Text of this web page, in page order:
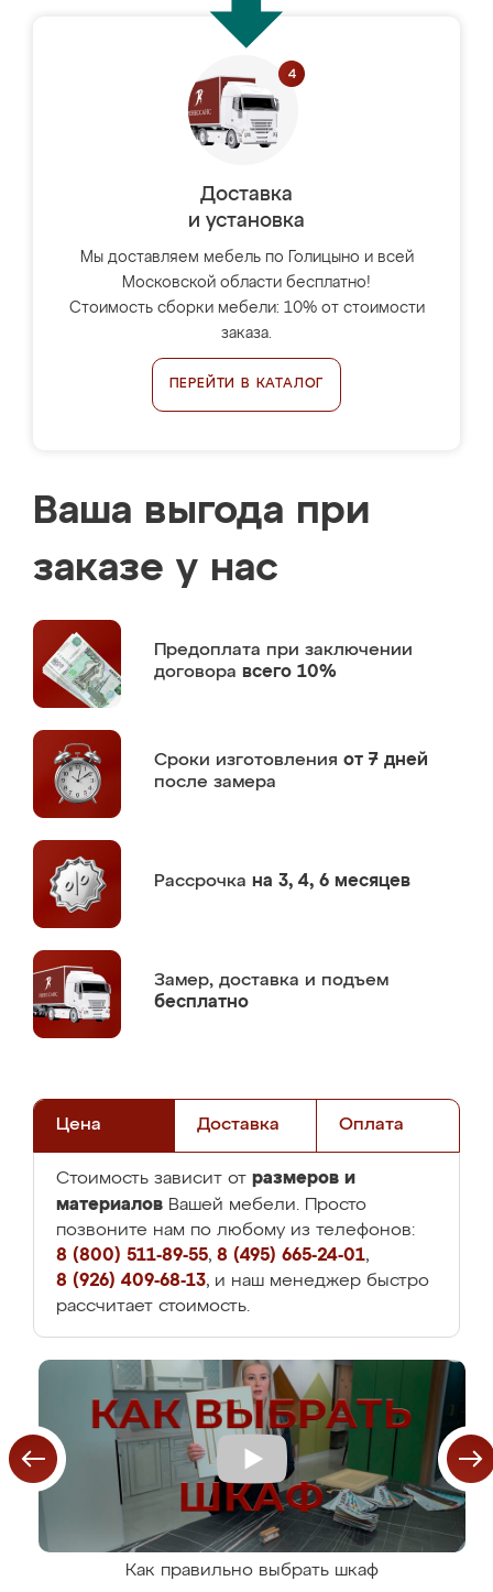
Доставка
и установка
Мы доставляем мебель по Голицыно и всей
Московской области бесплатно!
Стоимость сборки мебели: 10% от стоимости
заказа.
ПЕРЕЙТИ В КАТАЛОГ
Ваша выгода при
заказе у нас
Предоплата при заключении
договора всего 10%
Сроки изготовления от 7 дней
после замера
Рассрочка на 3, 4, 6 месяцев
Замер, доставка и подъем
бесплатно
Цена Доставка Оплата
Стоимость зависит от размеров и
материалов Вашей мебели. Просто
позвоните нам по любому из телефонов:
8 (800) 511-89-55, 8 (495) 665-24-01,
8 (926) 409-68-13, и наш менеджер быстро
рассчитает стоимость.
Как правильно выбрать шкаф